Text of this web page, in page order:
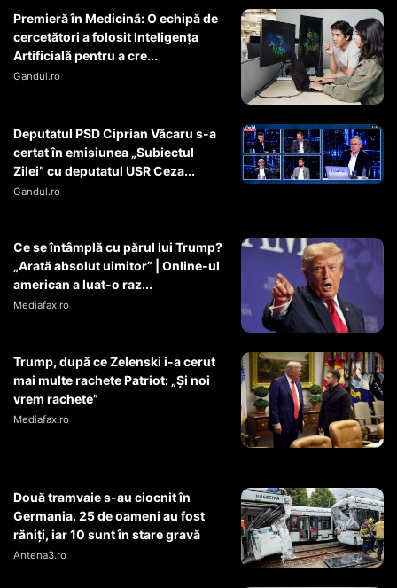
Premieră în Medicină: O echipă de
cercetători a folosit Inteligența
Artificială pentru a cre...
Gandul.ro
Deputatul PSD Ciprian Văcaru s-a
certat în emisiunea „Subiectul
Zilei” cu deputatul USR Ceza...
Gandul.ro
Ce se întâmplă cu părul lui Trump?
„Arată absolut uimitor” | Online-ul
american a luat-o raz...
Mediafax.ro
Trump, după ce Zelenski i-a cerut
mai multe rachete Patriot: „Și noi
vrem rachete”
Mediafax.ro
Două tramvaie s-au ciocnit în
Germania. 25 de oameni au fost
răniți, iar 10 sunt în stare gravă
Antena3.ro